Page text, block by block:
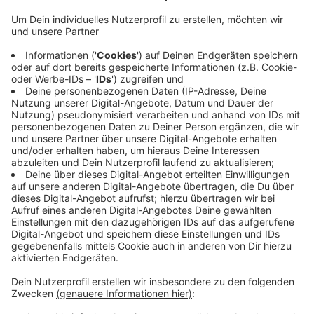
Anzeige
Die Deutsche Bahn warnt deshalb zu Ferienbeginn
noch einmal ausdrücklich vor den vielen Gefahren, die
Entlang von Gleisen drohen. Immer leiser werdende
Züge wären eine oft unterschätzte Gefahr aber auch
die Hochspannungsleitungen würden unterschätzt. Sie
müssen nicht direkt berührt werden, über gewisse
Distanzen kann die Spannung einfach überspringen.
Aktuell sind auch wieder Präventionsteams der DB und
der Bundespolizei unterwegs. Sie sollen auf die
Gefahren hinweisen und dafür Sensibilisieren.
Anzeige